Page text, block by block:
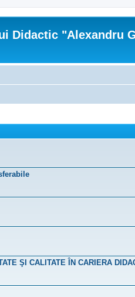
Didactic "Alexandru
ŞI CALITATE ÎN CARIERA